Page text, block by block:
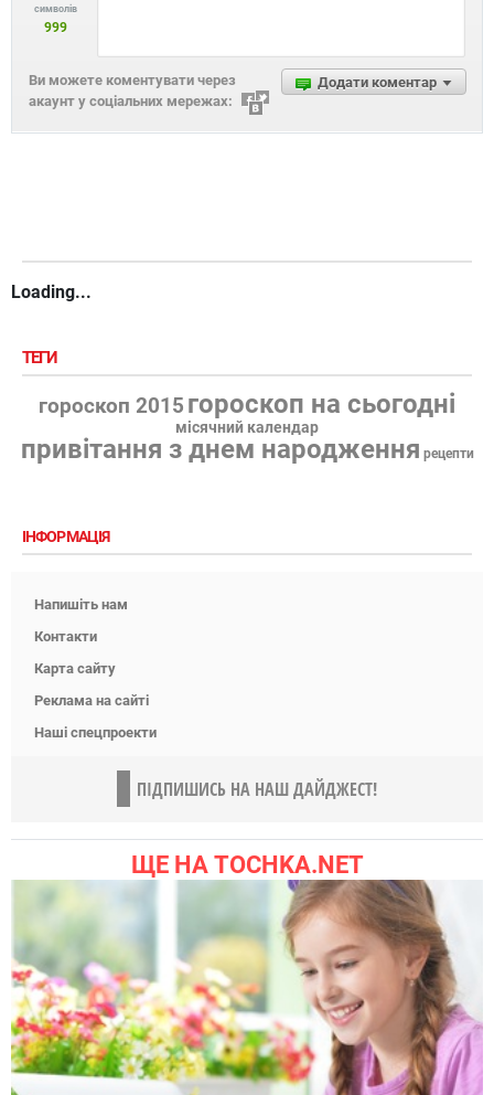
символів
999
Додати коментар
Ви можете коментувати через
акаунт у соціальних мережах:
Loading...
ТЕГИ
гороскоп 2015 гороскоп на сьогодні
місячний календар
привітання з днем народження рецепти
ІНФОРМАЦІЯ
Напишіть нам
Контакти
Карта сайту
Реклама на сайті
Наші спецпроекти
ПІДПИШИСЬ НА НАШ ДАЙДЖЕСТ!
ЩЕ НА TOCHKA.NET